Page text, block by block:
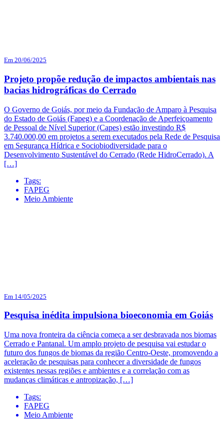
Em 20/06/2025
Projeto propõe redução de impactos ambientais nas
bacias hidrográficas do Cerrado
O Governo de Goiás, por meio da Fundação de Amparo à Pesquisa
do Estado de Goiás (Fapeg) e a Coordenação de Aperfeiçoamento
de Pessoal de Nível Superior (Capes) estão investindo R$
3.740.000,00 em projetos a serem executados pela Rede de Pesquisa
em Segurança Hídrica e Sociobiodiversidade para o
Desenvolvimento Sustentável do Cerrado (Rede HidroCerrado). A
[…]
Tags:
FAPEG
Meio Ambiente
Em 14/05/2025
Pesquisa inédita impulsiona bioeconomia em Goiás
Uma nova fronteira da ciência começa a ser desbravada nos biomas
Cerrado e Pantanal. Um amplo projeto de pesquisa vai estudar o
futuro dos fungos de biomas da região Centro-Oeste, promovendo a
aceleração de pesquisas para conhecer a diversidade de fungos
existentes nessas regiões e ambientes e a correlação com as
mudanças climáticas e antropização, […]
Tags:
FAPEG
Meio Ambiente